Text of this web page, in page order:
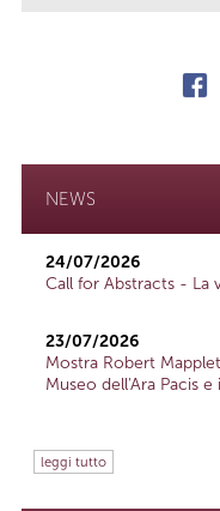
NEWS
24/07/2026
Call for Abstracts - La
23/07/2026
Mostra Robert
Museo dell'Ara Pacis
leggi tutto